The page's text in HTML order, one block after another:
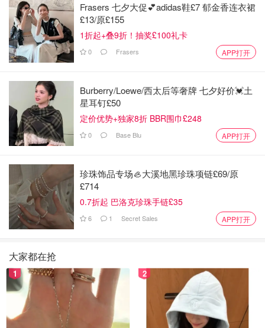
Frasers 七夕大促💕adidas鞋£7 郁金香连衣裙
£13/原£155
1折起+叠9折！抽奖£100礼卡
0 Frasers APP打开
Burberry/Loewe/西太后等奢牌 七夕好价💓土
星耳钉£50
定价优势+独家8折 BBR围巾£248
0 Base Blu APP打开
珍珠饰品专场🦪大溪地黑珍珠项链£69/原
£714
0.7折起 巴洛克珍珠手链£35
6 1 Secret Sales APP打开
大家都在抢
1 2